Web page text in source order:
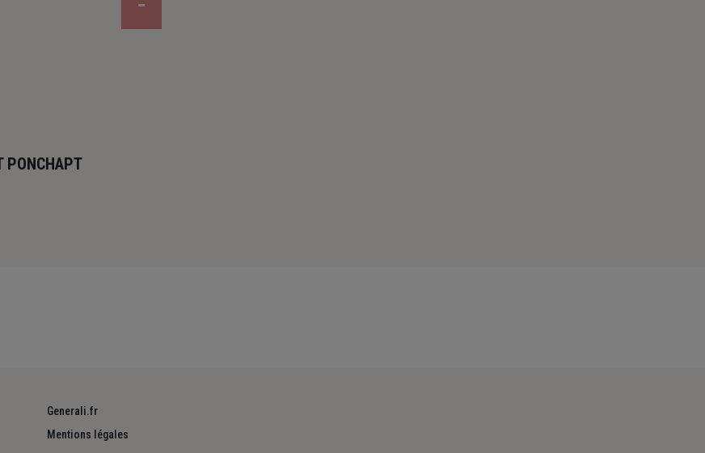
PONCHAPT
Generali.fr
Mentions légales